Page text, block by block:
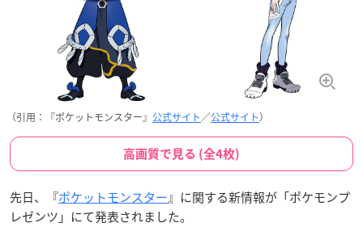
（引用：『ポケットモンスター』 公式サイト／公式サイト）
高画質で見る (全4枚)
先日、『ポケットモンスター』に関する新情報が「ポケモンプ
レゼンツ」にて発表されました。